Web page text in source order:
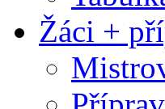
Žáci +